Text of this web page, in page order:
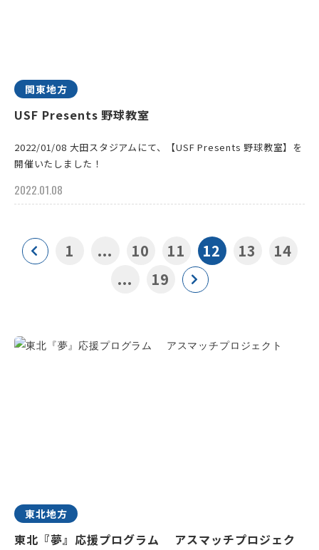
関東地方
USF Presents 野球教室
2022/01/08 大田スタジアムにて、【USF Presents 野球教室】を
開催いたしました！
2022.01.08
1 ... 10 11 12 13
14
...
19
東北地方
東北『夢』応援プログラム アスマッチプロジェク